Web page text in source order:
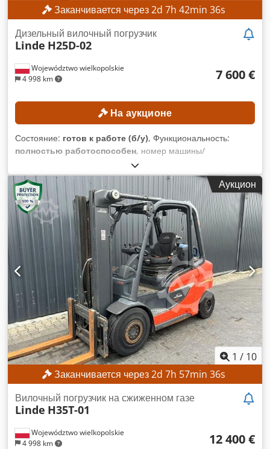
Заканчивается через2d 7h 42min 33s
Województwo wielkopolskie
4 998 km
Дизельный вилочный погрузчик
Linde H25D-02
7 600 €
На аукционе
Состояние: готов к работе (б/у), Функциональность:
полностью работоспособен, номер машины/
H2X392H00704
2017, моточасы:13 718 h, грузоподъемность:2 500 кг,
высота подъема:
3 450 мм , тип топлива: дизель, тип
мачты:Симплекс, строительная высота:2 377 мм,
Минимальная цена отсутствует – гарантированная продажа
по наивысшей ставке! ТЕХНИЧЕСКИЕ ХАРАКТЕРИСТИКИ
Dedpfxozrgbpj Anljwa Грузоподъемность: 2500 кг Высота
подъема: 3450 мм ИНФОРМАЦИЯ ОБ ОБОРУДОВАНИИ
Тип топлива: дизель Тип мачты: симплекс Класс по ISO: 2
(1000–2500 кг) Габаритная высота: 2377 мм
КОМПЛЕКТАЦИЯ Боковой сдвиг 3-й гидравлический контур
Внешний идентификатор: SL12069SP
Аукцион
1 / 10
Заканчивается через2d 7h 57min 33s
Województwo wielkopolskie
4 998 km
Вилочный погрузчик на сжиженном газе
Linde H35T-01
12 400 €